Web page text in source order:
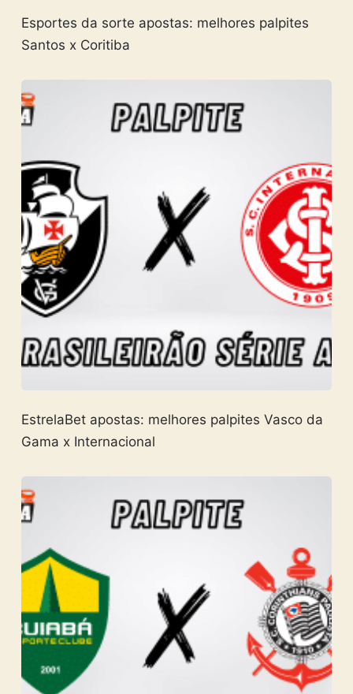
Esportes da sorte apostas: melhores palpites
Santos x Coritiba
EstrelaBet apostas: melhores palpites Vasco da
Gama x Internacional